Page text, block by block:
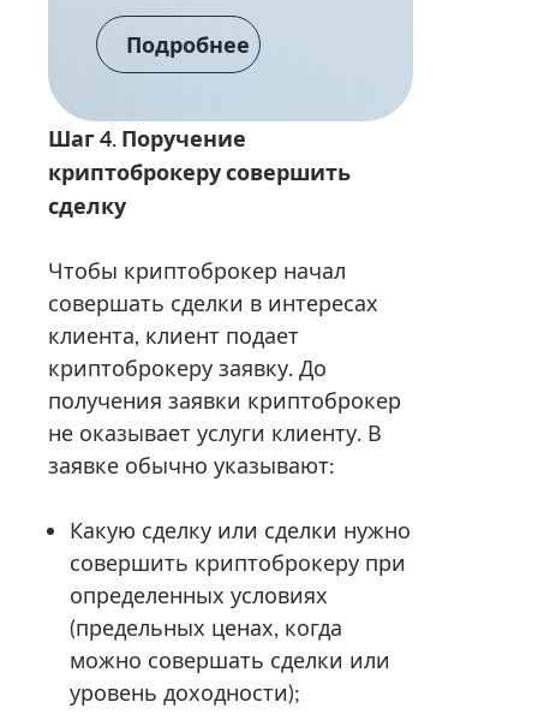
Подробнее
Шаг 4. Поручение
криптоброкеру совершить
сделку
Чтобы криптоброкер начал
совершать сделки в интересах
клиента, клиент подает
криптоброкеру заявку. До
получения заявки криптоброкер
не оказывает услуги клиенту. В
заявке обычно указывают:
Какую сделку или сделки нужно
совершить криптоброкеру при
определенных условиях
(предельных ценах, когда
можно совершать сделки или
уровень доходности);